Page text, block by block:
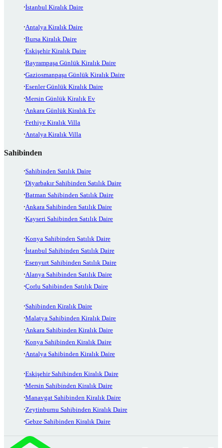
İstanbul Kiralık Daire
Antalya Kiralık Daire
Bursa Kiralık Daire
Eskişehir Kiralık Daire
Bayrampaşa Günlük Kiralık Daire
Gaziosmanpaşa Günlük Kiralık Daire
Esenler Günlük Kiralık Daire
Mersin Günlük Kiralık Ev
Ankara Günlük Kiralık Ev
Fethiye Kiralık Villa
Antalya Kiralık Villa
Sahibinden
Sahibinden Satılık Daire
Diyarbakır Sahibinden Satılık Daire
Batman Sahibinden Satılık Daire
Ankara Sahibinden Satılık Daire
Kayseri Sahibinden Satılık Daire
Konya Sahibinden Satılık Daire
İstanbul Sahibinden Satılık Daire
Esenyurt Sahibinden Satılık Daire
Alanya Sahibinden Satılık Daire
Çorlu Sahibinden Satılık Daire
Sahibinden Kiralık Daire
Malatya Sahibinden Kiralık Daire
Ankara Sahibinden Kiralık Daire
Konya Sahibinden Kiralık Daire
Antalya Sahibinden Kiralık Daire
Eskişehir Sahibinden Kiralık Daire
Mersin Sahibinden Kiralık Daire
Manavgat Sahibinden Kiralık Daire
Zeytinburnu Sahibinden Kiralık Daire
Gebze Sahibinden Kiralık Daire